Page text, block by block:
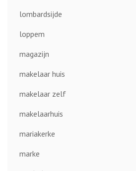
lombardsijde
loppem
magazijn
makelaar huis
makelaar zelf
makelaarhuis
mariakerke
marke